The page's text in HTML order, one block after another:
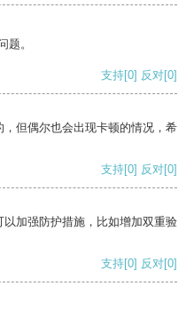
题。
支持[0] 反对[0]
但偶尔也会出现卡顿的情况，希
支持[0] 反对[0]
加强防护措施，比如增加双重验
支持[0] 反对[0]